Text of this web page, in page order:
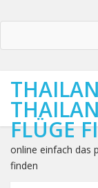
FLÜGE
online einfach das
finden